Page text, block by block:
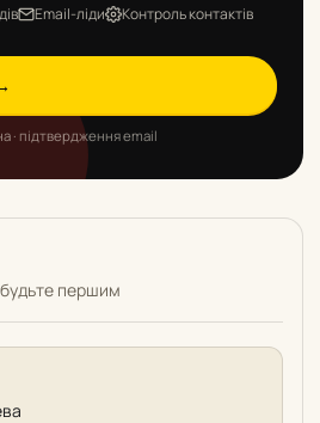
Email-ліди Контроль контактів
· підтвердження email
першим